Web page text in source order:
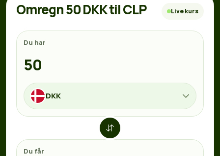
Omregn 50 DKK til CLP Live kurs
Du har
DKK
Du får